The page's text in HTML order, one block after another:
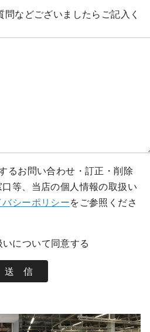
などございましたらご記入く
るお問い合わせ・訂正・削除
等、当店の個人情報の取扱い
シーポリシーをご参照くださ
について同意する